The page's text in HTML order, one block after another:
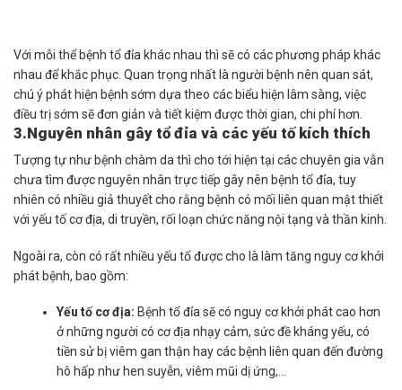
Với mỗi thể bệnh tổ đỉa khác nhau thì sẽ có các phương pháp khác
nhau để khắc phục. Quan trọng nhất là người bệnh nên quan sát,
chú ý phát hiện bệnh sớm dựa theo các biểu hiện lâm sàng, việc
điều trị sớm sẽ đơn giản và tiết kiệm được thời gian, chi phí hơn.
3.Nguyên nhân gây tổ đỉa và các yếu tố kích thích
Tượng tự như bệnh chàm da thì cho tới hiện tại các chuyên gia vẫn
chưa tìm được nguyên nhân trực tiếp gây nên bệnh tổ đỉa, tuy
nhiên có nhiều giả thuyết cho rằng bệnh có mối liên quan mật thiết
với yếu tố cơ địa, di truyền, rối loạn chức năng nội tạng và thần kinh.
Ngoài ra, còn có rất nhiều yếu tố được cho là làm tăng nguy cơ khởi
phát bệnh, bao gồm:
Yếu tố cơ địa: Bệnh tổ đỉa sẽ có nguy cơ khởi phát cao hơn
ở những người có cơ địa nhạy cảm, sức đề kháng yếu, có
tiền sử bị viêm gan thận hay các bệnh liên quan đến đường
hô hấp như hen suyễn, viêm mũi dị ứng,…